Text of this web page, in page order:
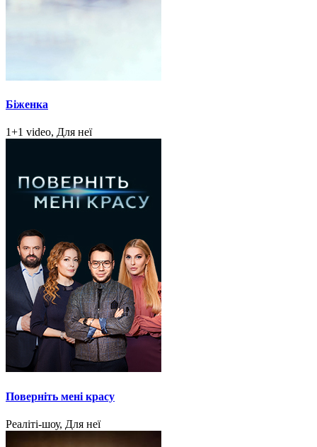
Біженка
1+1 video, Для неї
Поверніть мені красу
Реаліті-шоу, Для неї